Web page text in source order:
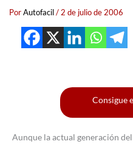
PorAutofacil/ 2 de julio de 2006
Consigue
Aunque la actual generación